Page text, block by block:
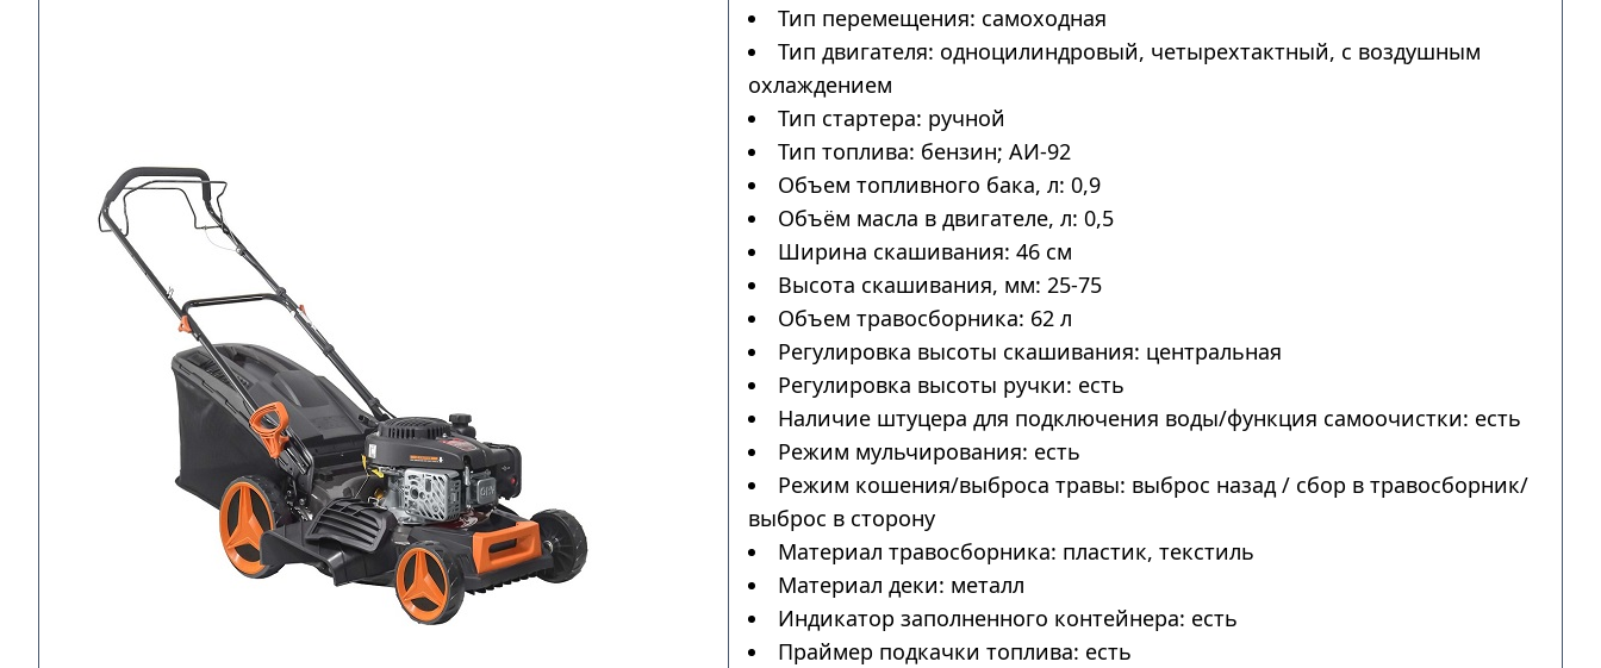
Тип перемещения: самоходная
Тип двигателя: одноцилиндровый, четырехтактный, с воздушным
охлаждением
Тип стартера: ручной
Тип топлива: бензин; АИ-92
Объем топливного бака, л: 0,9
Объём масла в двигателе, л: 0,5
Ширина скашивания: 46 см
Высота скашивания, мм: 25-75
Объем травосборника: 62 л
Регулировка высоты скашивания: центральная
Регулировка высоты ручки: есть
Наличие штуцера для подключения воды/функция самоочистки: есть
Режим мульчирования: есть
Режим кошения/выброса травы: выброс назад / сбор в травосборник/
выброс в сторону
Материал травосборника: пластик, текстиль
Материал деки: металл
Индикатор заполненного контейнера: есть
Праймер подкачки топлива: есть